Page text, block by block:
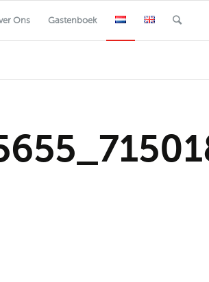
Ons Gastenboek